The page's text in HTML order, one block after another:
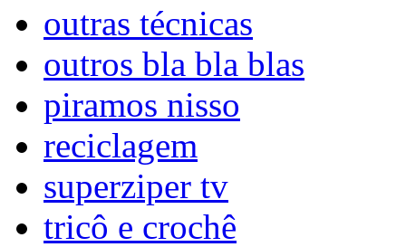
outras técnicas
outros bla bla blas
piramos nisso
reciclagem
superziper tv
tricô e crochê